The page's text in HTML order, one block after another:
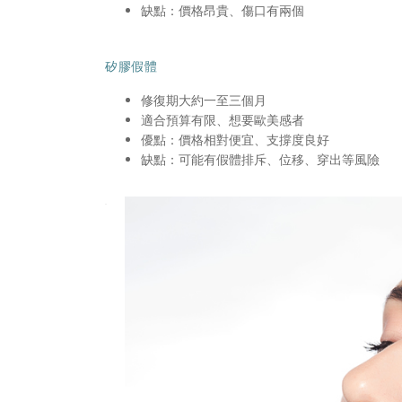
缺點：價格昂貴、傷口有兩個
矽膠假體
修復期大約一至三個月
適合預算有限、想要歐美感者
優點：價格相對便宜、支撐度良好
缺點：可能有假體排斥、位移、穿出等風險